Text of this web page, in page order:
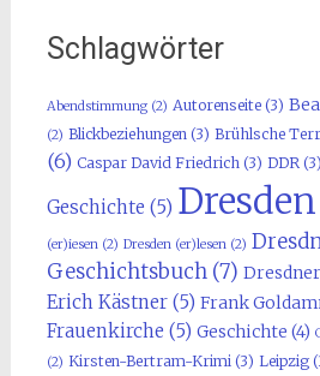
Schlagwörter
Abendstimmung(2) Autorenseite(3)
(2) Blickbeziehungen(3) Brühlsche
(6) Caspar David Friedrich(3) DDR(3)
Geschichte (5) Dresden
(er)iesen(2) Dresden (er)lesen(2)
Geschichtsbuch(7)
Erich Kästner(5) Frank
Frauenkirche (5) Geschichte (4)
(2) Kirsten-Bertram-Krimi(3) Leipzig